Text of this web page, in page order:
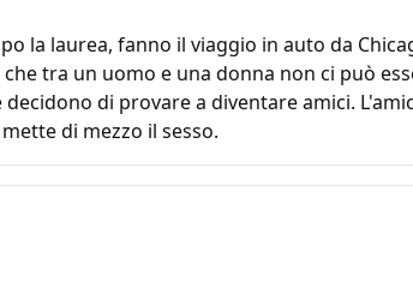
la laurea, fanno il viaggio in auto da
tra un uomo e una donna non ci può
di provare a diventare amici.
di mezzo il sesso.